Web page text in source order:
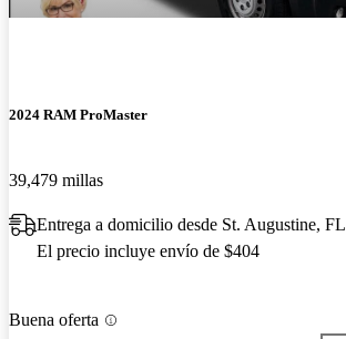
2024 RAM ProMaster
39,479 millas
Entrega a domicilio desde St. Augustine, FL
El precio incluye envío de $404
Buena oferta